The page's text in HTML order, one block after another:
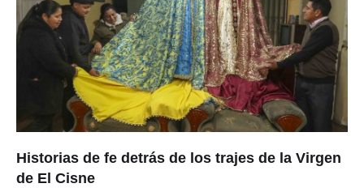
de El Cisne
agosto 10, 5:00 AM